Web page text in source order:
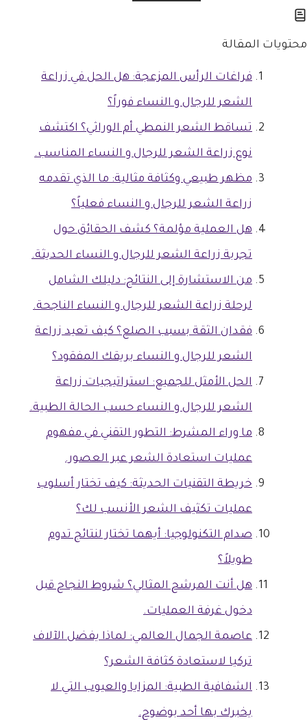
محتويات المقالة
فراغات الرأس المزعجة: هل الحل في زراعة
الشعر للرجال و النساء فوراً؟
تساقط الشعر النمطي أم الوراثي؟ اكتشف
نوع زراعة الشعر للرجال و النساء المناسب.
مظهر طبيعي وكثافة مثالية: ما الذي تقدمه
زراعة الشعر للرجال و النساء فعلياً؟
هل العملية مؤلمة؟ كشف الحقائق حول
تجربة زراعة الشعر للرجال و النساء الحديثة.
من الاستشارة إلى النتائج: دليلك الشامل
لرحلة زراعة الشعر للرجال و النساء الناجحة.
فقدان الثقة بسبب الصلع؟ كيف تعيد زراعة
الشعر للرجال و النساء بريقك المفقود؟
الحل الأمثل للجميع: استراتيجيات زراعة
الشعر للرجال و النساء حسب الحالة الطبية.
ما وراء المشرط: التطور التقني في مفهوم
عمليات استعادة الشعر عبر العصور.
خريطة التقنيات الحديثة: كيف تختار أسلوب
عمليات تكثيف الشعر الأنسب لك؟
صدام التكنولوجيا: أيهما تختار لنتائج تدوم
طويلاً؟
هل أنت المرشح المثالي؟ شروط النجاح قبل
دخول غرفة العمليات.
عاصمة الجمال العالمي: لماذا يفضل الآلاف
تركيا لاستعادة كثافة الشعر؟
الشفافية الطبية: المزايا والعيوب التي لا
يخبرك بها أحد بوضوح.